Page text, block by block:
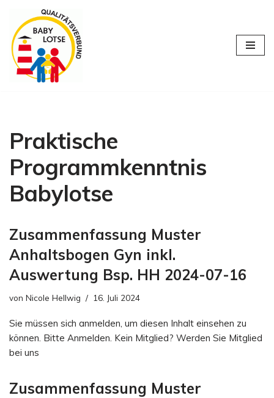
Zum
Inhalt
springen
Praktische
Programmkenntnis
Babylotse
Zusammenfassung Muster
Anhaltsbogen Gyn inkl.
Auswertung Bsp. HH 2024-07-16
von Nicole Hellwig 16. Juli 2024
Sie müssen sich anmelden, um diesen Inhalt einsehen zu
können. Bitte Anmelden. Kein Mitglied? Werden Sie Mitglied
bei uns
Zusammenfassung Muster